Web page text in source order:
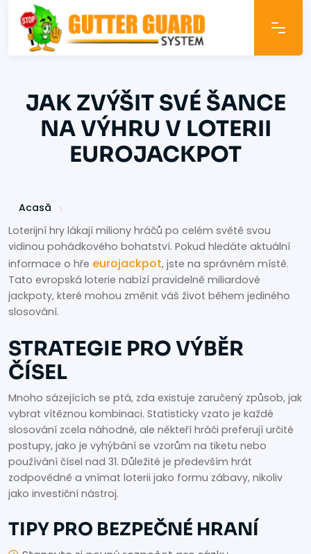
JAK ZVÝŠIT SVÉ ŠANCE
NA VÝHRU V LOTERII
EUROJACKPOT
Acasă
Loterijní hry lákají miliony hráčů po celém světě svou
vidinou pohádkového bohatství. Pokud hledáte aktuální
informace o hře eurojackpot, jste na správném místě.
Tato evropská loterie nabízí pravidelně miliardové
jackpoty, které mohou změnit váš život během jediného
slosování.
STRATEGIE PRO VÝBĚR
ČÍSEL
Mnoho sázejících se ptá, zda existuje zaručený způsob, jak
vybrat vítěznou kombinaci. Statisticky vzato je každé
slosování zcela náhodné, ale někteří hráči preferují určité
postupy, jako je vyhýbání se vzorům na tiketu nebo
používání čísel nad 31. Důležité je především hrát
zodpovědně a vnímat loterii jako formu zábavy, nikoliv
jako investiční nástroj.
TIPY PRO BEZPEČNÉ HRANÍ